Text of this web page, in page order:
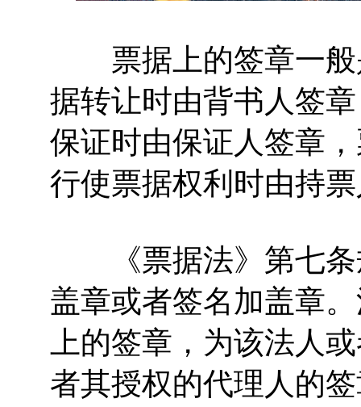
票据上的签章一般
据转让时由背书人签
保证时由保证人签章
行使票据权利时由持
《票据法》第七条
盖章或者签名加盖章
上的签章，为该法人
者其授权的代理人的